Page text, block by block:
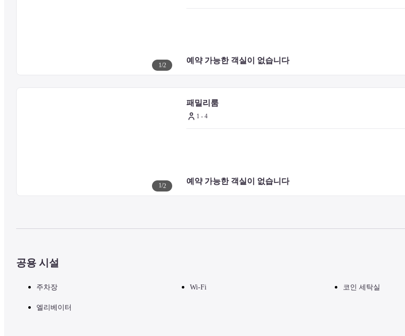
1/2
예약 가능한 객실이 없습니다
1/2
패밀리룸
1 - 4
예약 가능한 객실이 없습니다
공용 시설
주차장 Wi-Fi 코인 세탁실
엘리베이터